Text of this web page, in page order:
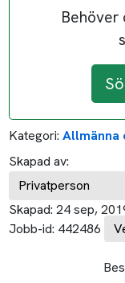
Behöver
Kategori:
Skapad av:
Privatperson
Skapad: 24 sep,
Jobb-id: 442486